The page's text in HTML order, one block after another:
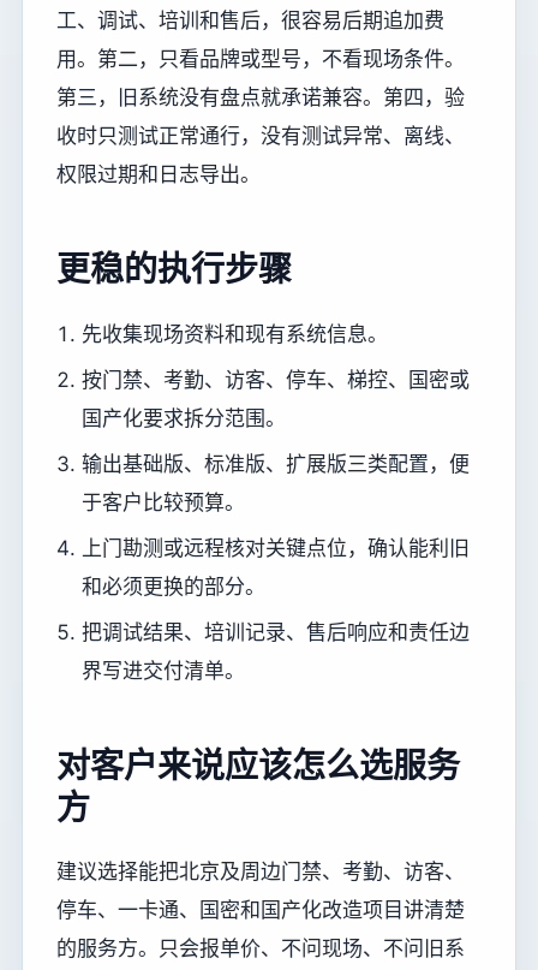
工、调试、培训和售后，很容易后期追加费
用。第二，只看品牌或型号，不看现场条件。
第三，旧系统没有盘点就承诺兼容。第四，验
收时只测试正常通行，没有测试异常、离线、
权限过期和日志导出。
更稳的执行步骤
先收集现场资料和现有系统信息。
按门禁、考勤、访客、停车、梯控、国密或
国产化要求拆分范围。
输出基础版、标准版、扩展版三类配置，便
于客户比较预算。
上门勘测或远程核对关键点位，确认能利旧
和必须更换的部分。
把调试结果、培训记录、售后响应和责任边
界写进交付清单。
对客户来说应该怎么选服务
方
建议选择能把北京及周边门禁、考勤、访客、
停车、一卡通、国密和国产化改造项目讲清楚
的服务方。只会报单价、不问现场、不问旧系